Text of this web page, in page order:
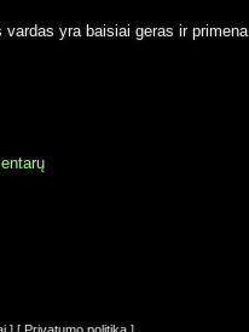
vardas yra baisiai geras ir primena